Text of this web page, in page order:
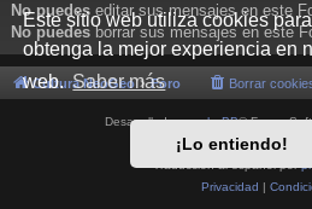
Este sitio web utiliza cookies
obtenga la mejor experiencia en
web.Saber más
¡Lo entiendo!
No puedes editar sus mensajes en este
No puedesborrar sus mensajes en este
Cultura NeoGeo Foro Borrar
Desarrollado porphpBB® Forum
Style porArty- phpBB 3.3
Traducción al español por
Privacidad